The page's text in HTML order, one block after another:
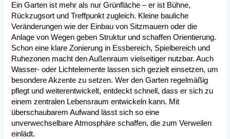
Ein Garten ist mehr als nur Grünfläche – er ist Bühne,
Rückzugsort und Treffpunkt zugleich. Kleine bauliche
Veränderungen wie der Einbau von Sitzmauern oder die
Anlage von Wegen geben Struktur und schaffen Orientierung.
Schon eine klare Zonierung in Essbereich, Spielbereich und
Ruhezonen macht den Außenraum vielseitiger nutzbar. Auch
Wasser- oder Lichtelemente lassen sich gezielt einsetzen, um
besondere Akzente zu setzen. Wer den Garten regelmäßig
pflegt und weiterentwickelt, entdeckt schnell, dass er sich zu
einem zentralen Lebensraum entwickeln kann. Mit
überschaubarem Aufwand lässt sich so eine
unverwechselbare Atmosphäre schaffen, die zum Verweilen
einlädt.